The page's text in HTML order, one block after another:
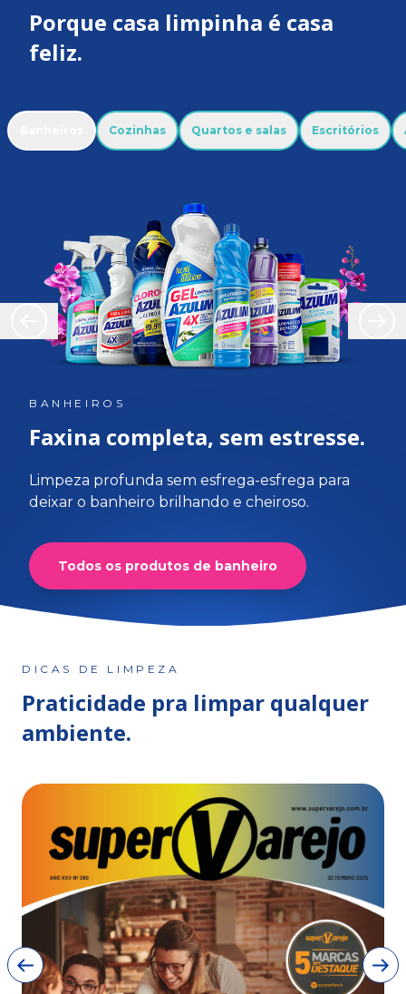
Porque casa limpinha é casa
feliz.
Cozinhas Quartos e salas Escritórios
BANHEIROS
Faxina completa, sem estresse.
Limpeza profunda sem esfrega-esfrega para
deixar o banheiro brilhando e cheiroso.
Todos os produtos de banheiro
DICAS DE LIMPEZA
Praticidade pra limpar qualquer
ambiente.